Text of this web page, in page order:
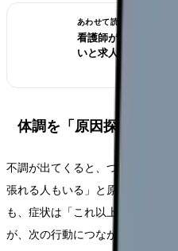
あわせて読みたい
看護師が外来へ転職
いと求人の見方
体調を「原因探し」で
不調が出てくると、つい「自分
張れる人もいる」と原因を自分
も、症状は「これ以上は無理だ
が、次の行動につながりやすくな